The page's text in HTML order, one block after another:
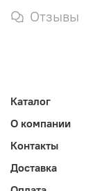
Отзывы
Каталог
О компании
Контакты
Доставка